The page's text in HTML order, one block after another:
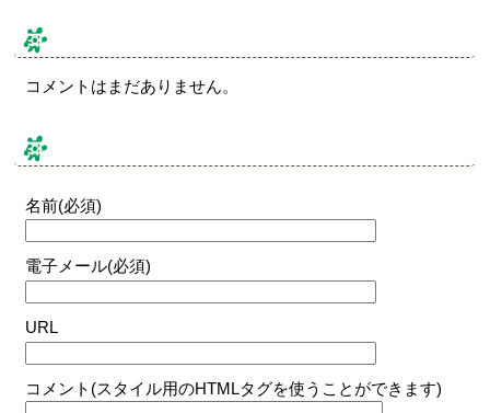
コメント & トラックバック
コメントはまだありません。
コメントする
名前(必須)
電子メール(必須)
URL
コメント(スタイル用のHTMLタグを使うことができます)